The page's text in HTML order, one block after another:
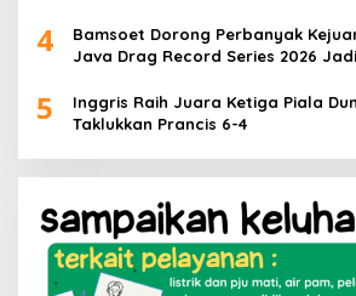
4
Bamsoet Dorong Perbanyak
Java Drag Record Series 2026
5
Inggris Raih Juara Ketiga Piala
Taklukkan Prancis 6-4